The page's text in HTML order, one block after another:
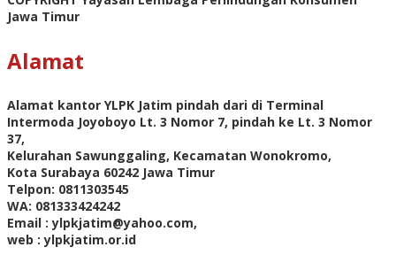
Jawa Timur
Alamat
Alamat kantor YLPK Jatim pindah dari di Terminal
Intermoda Joyoboyo Lt. 3 Nomor 7, pindah ke Lt. 3 Nomor
37,
Kelurahan Sawunggaling, Kecamatan Wonokromo,
Kota Surabaya 60242 Jawa Timur
Telpon: 0811303545
WA: 081333424242
Email : ylpkjatim@yahoo.com,
web : ylpkjatim.or.id